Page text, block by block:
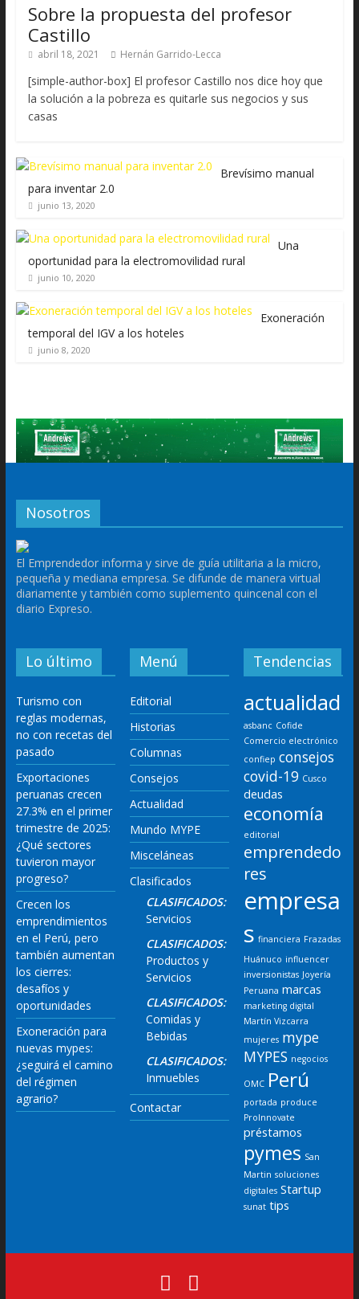
Sobre la propuesta del profesor
Castillo
abril 18, 2021 Hernán Garrido-Lecca
[simple-author-box] El profesor Castillo nos dice hoy que
la solución a la pobreza es quitarle sus negocios y sus
casas
Brevísimo manual
para inventar 2.0
junio 13, 2020
Una
oportunidad para la electromovilidad rural
junio 10, 2020
Exoneración
temporal del IGV a los hoteles
junio 8, 2020
Nosotros
El Emprendedor informa y sirve de guía utilitaria a la micro,
pequeña y mediana empresa. Se difunde de manera virtual
diariamente y también como suplemento quincenal con el
diario Expreso.
Lo último
Turismo con
reglas modernas,
no con recetas del
pasado
Exportaciones
peruanas crecen
27.3% en el primer
trimestre de 2025:
¿Qué sectores
tuvieron mayor
progreso?
Crecen los
emprendimientos
en el Perú, pero
también aumentan
los cierres:
desafíos y
oportunidades
Exoneración para
nuevas mypes:
¿seguirá el camino
del régimen
agrario?
Menú
Editorial
Historias
Columnas
Consejos
Actualidad
Mundo MYPE
Misceláneas
Clasificados
CLASIFICADOS:
Servicios
CLASIFICADOS:
Productos y
Servicios
CLASIFICADOS:
Comidas y
Bebidas
CLASIFICADOS:
Inmuebles
Contactar
Tendencias
actualidad
asbanc Cofide
Comercio electrónico
confiep consejos
covid-19 Cusco
deudas
economía
editorial
emprendedo
res
empresa
s financiera Frazadas
Huánuco influencer
inversionistas Joyería
Peruana marcas
marketing digital
Martín Vizcarra
mujeres mype
MYPES negocios
OMC Perú
portada produce
ProInnovate
préstamos
pymes San
Martin soluciones
digitales Startup
sunat tips